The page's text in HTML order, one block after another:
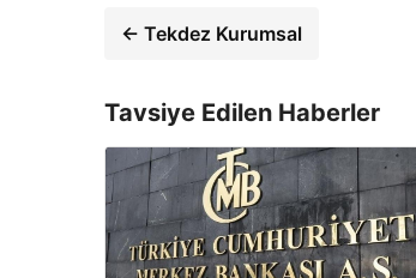
← Tekdez Kurumsal
Tavsiye Edilen Haberler